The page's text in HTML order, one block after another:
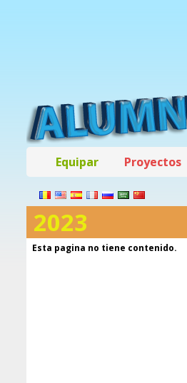
Equipar Proyectos
2023
Esta pagina no tiene contenido.